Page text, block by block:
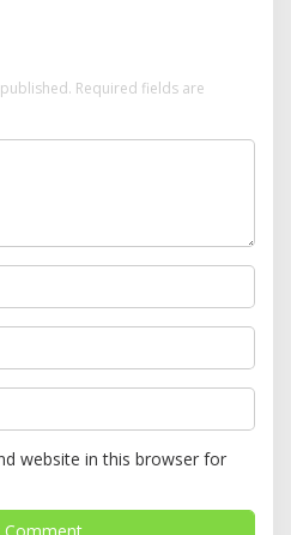
Required fields are
website in this browser for